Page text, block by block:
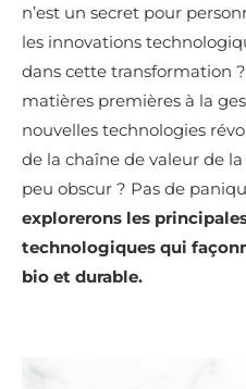
n’est un secret pour
les innovations
dans cette transformation
matières premières à la
nouvelles technologies
de la chaîne de valeur de
peu obscur ? Pas de
explorerons les
technologiques qui
bio et durable.